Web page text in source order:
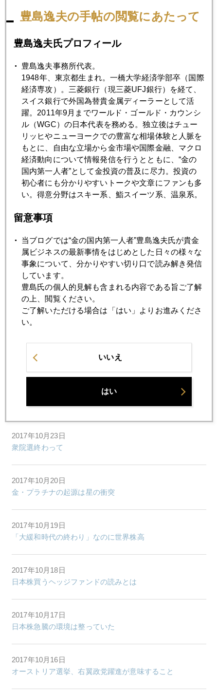
2017年
1月 2月 3月 4月 5月 6月
7月 8月 9月 10月 11月 12月
2017年10月31日
トランプ氏・ロシアゲート再燃
2017年10月30日
危ない世界バブル
2017年10月27日
大金融緩和時代の終わりに一石を投じたドラギ氏
2017年10月26日
中国、習近平一強体制
2017年10月25日
日本株連騰ストップ
2017年10月23日
衆院選終わって
2017年10月20日
金・プラチナの起源は星の衝突
2017年10月19日
「大緩和時代の終わり」なのに世界株高
2017年10月18日
日本株買うヘッジファンドの読みとは
2017年10月17日
日本株急騰の環境は整っていた
2017年10月16日
オーストリア選挙、右翼政党躍進が意味すること
豊島逸夫の手帖の閲覧にあたって
豊島逸夫氏プロフィール
豊島逸夫事務所代表。
1948年、東京都生まれ。一橋大学経済学部卒（国際
経済専攻）。三菱銀行（現三菱UFJ銀行）を経て、
スイス銀行で外国為替貴金属ディーラーとして活
躍。2011年9月までワールド・ゴールド・カウンシ
ル（WGC）の日本代表を務める。独立後はチュー
リッヒやニューヨークでの豊富な相場体験と人脈を
もとに、自由な立場から金市場や国際金融、マクロ
経済動向について情報発信を行うとともに、“金の
国内第一人者”として金投資の普及に尽力。投資の
初心者にも分かりやすいトークや文章にファンも多
い。得意分野はスキー系、鮨スイーツ系、温泉系。
留意事項
当ブログでは“金の国内第一人者”豊島逸夫氏が貴金
属ビジネスの最新事情をはじめとした日々の様々な
事象について、分かりやすい切り口で読み解き発信
しています。
豊島氏の個人的見解も含まれる内容である旨ご了解
の上、閲覧ください。
ご了解いただける場合は「はい」よりお進みくださ
い。
いいえ
はい